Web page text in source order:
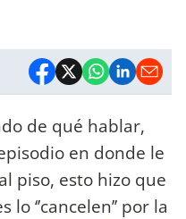
de qué hablar,
en donde le
piso, esto hizo que
‘’cancelen’’ por la